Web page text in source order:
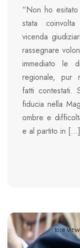
“Non ho
stata
vicenda
rassegnare
immediato le
regionale, pur
fatti contestati.
fiducia nella
ombre e
e al partito in […]
1018